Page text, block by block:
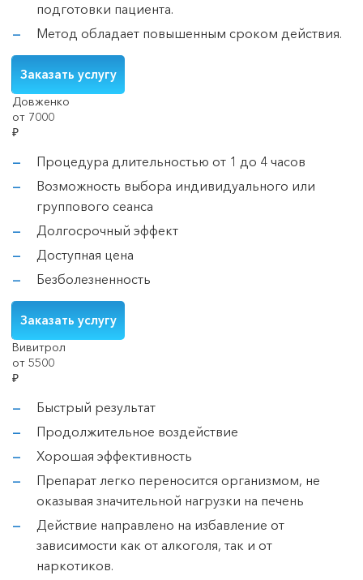
подготовки пациента.
Метод обладает повышенным сроком действия.
Заказать услугу
Довженко
от 7000
₽
Процедура длительностью от 1 до 4 часов
Возможность выбора индивидуального или
группового сеанса
Долгосрочный эффект
Доступная цена
Безболезненность
Заказать услугу
Вивитрол
от 5500
₽
Быстрый результат
Продолжительное воздействие
Хорошая эффективность
Препарат легко переносится организмом, не
оказывая значительной нагрузки на печень
Действие направлено на избавление от
зависимости как от алкоголя, так и от
наркотиков.